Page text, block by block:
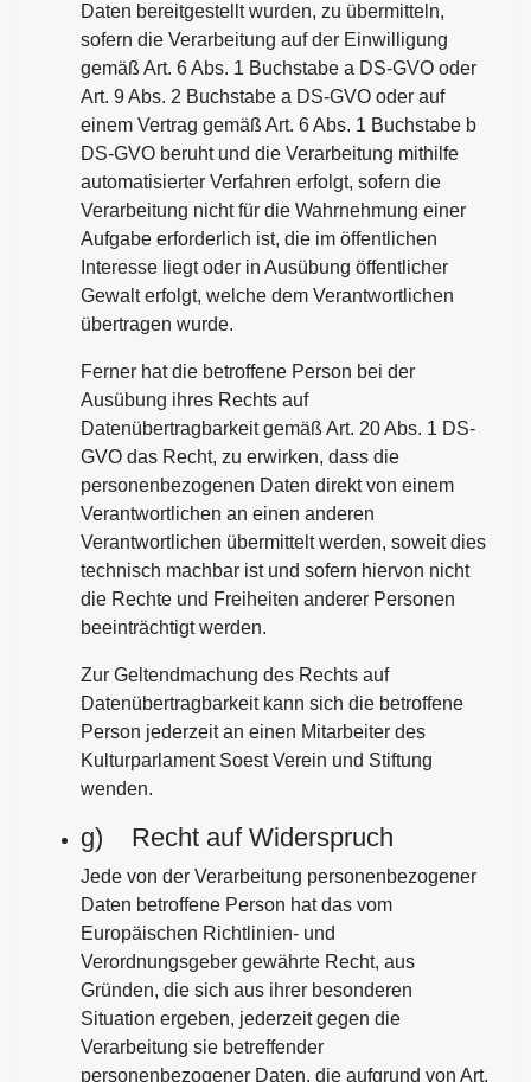
Daten bereitgestellt wurden, zu übermitteln,
sofern die Verarbeitung auf der Einwilligung
gemäß Art. 6 Abs. 1 Buchstabe a DS-GVO oder
Art. 9 Abs. 2 Buchstabe a DS-GVO oder auf
einem Vertrag gemäß Art. 6 Abs. 1 Buchstabe b
DS-GVO beruht und die Verarbeitung mithilfe
automatisierter Verfahren erfolgt, sofern die
Verarbeitung nicht für die Wahrnehmung einer
Aufgabe erforderlich ist, die im öffentlichen
Interesse liegt oder in Ausübung öffentlicher
Gewalt erfolgt, welche dem Verantwortlichen
übertragen wurde.
Ferner hat die betroffene Person bei der
Ausübung ihres Rechts auf
Datenübertragbarkeit gemäß Art. 20 Abs. 1 DS-
GVO das Recht, zu erwirken, dass die
personenbezogenen Daten direkt von einem
Verantwortlichen an einen anderen
Verantwortlichen übermittelt werden, soweit dies
technisch machbar ist und sofern hiervon nicht
die Rechte und Freiheiten anderer Personen
beeinträchtigt werden.
Zur Geltendmachung des Rechts auf
Datenübertragbarkeit kann sich die betroffene
Person jederzeit an einen Mitarbeiter des
Kulturparlament Soest Verein und Stiftung
wenden.
g) Recht auf Widerspruch
Jede von der Verarbeitung personenbezogener
Daten betroffene Person hat das vom
Europäischen Richtlinien- und
Verordnungsgeber gewährte Recht, aus
Gründen, die sich aus ihrer besonderen
Situation ergeben, jederzeit gegen die
Verarbeitung sie betreffender
personenbezogener Daten, die aufgrund von Art.